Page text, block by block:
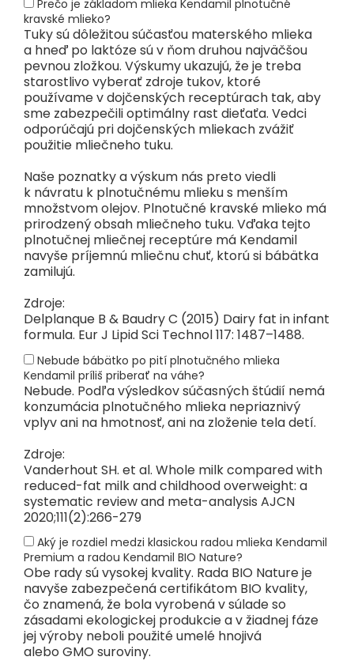
Prečo je základom mlieka Kendamil plnotučné
kravské mlieko?
Tuky sú dôležitou súčasťou materského mlieka
a hneď po laktóze sú v ňom druhou najväčšou
pevnou zložkou. Výskumy ukazujú, že je treba
starostlivo vyberať zdroje tukov, ktoré
používame v dojčenských receptúrach tak, aby
sme zabezpečili optimálny rast dieťaťa. Vedci
odporúčajú pri dojčenských mliekach zvážiť
použitie mliečneho tuku.
Naše poznatky a výskum nás preto viedli
k návratu k plnotučnému mlieku s menším
množstvom olejov. Plnotučné kravské mlieko má
prirodzený obsah mliečneho tuku. Vďaka tejto
plnotučnej mliečnej receptúre má Kendamil
navyše príjemnú mliečnu chuť, ktorú si bábätka
zamilujú.
Zdroje:
Delplanque B & Baudry C (2015) Dairy fat in infant
formula. Eur J Lipid Sci Technol 117: 1487–1488.
Nebude bábätko po pití plnotučného mlieka
Kendamil príliš priberať na váhe?
Nebude. Podľa výsledkov súčasných štúdií nemá
konzumácia plnotučného mlieka nepriaznivý
vplyv ani na hmotnosť, ani na zloženie tela detí.
Zdroje:
Vanderhout SH. et al. Whole milk compared with
reduced-fat milk and childhood overweight: a
systematic review and meta-analysis AJCN
2020;111(2):266-279
Aký je rozdiel medzi klasickou radou mlieka Kendamil
Premium a radou Kendamil BIO Nature?
Obe rady sú vysokej kvality. Rada BIO Nature je
navyše zabezpečená certifikátom BIO kvality,
čo znamená, že bola vyrobená v súlade so
zásadami ekologickej produkcie a v žiadnej fáze
jej výroby neboli použité umelé hnojivá
alebo GMO suroviny.